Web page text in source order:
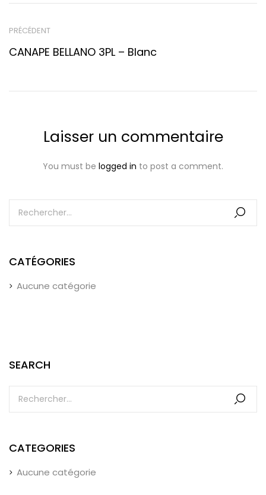
CATÉGORIES
Aucune catégorie
SEARCH
CATEGORIES
Aucune catégorie
PRÉCÉDENT
CANAPE BELLANO 3PL – Blanc
Laisser un commentaire
You must be logged in to post a comment.